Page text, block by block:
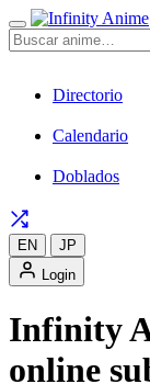
Directorio
Calendario
Doblados
EN
JP
Login
Infinity
online